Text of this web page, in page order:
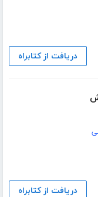
دریافت از کتابراه
دریافت از کتابراه